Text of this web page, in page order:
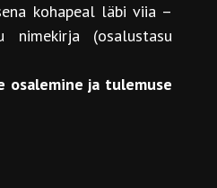
kohapeal läbi viia –
(osalustasu
osalemine ja tulemuse